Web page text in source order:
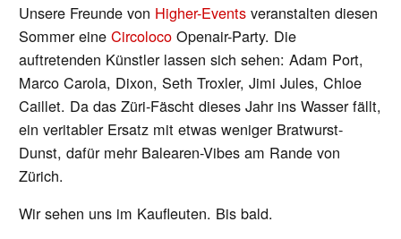
Unsere Freunde von Higher-Events veranstalten diesen
Sommer eineCircoloco Openair-Party. Die
auftretenden Künstler lassen sich sehen: Adam Port,
Marco Carola, Dixon, Seth Troxler, Jimi Jules, Chloe
Caillet. Da das Züri-Fäscht dieses Jahr ins Wasser fällt,
ein veritabler Ersatz mit etwas weniger Bratwurst-
Dunst, dafür mehr Balearen-Vibes am Rande von
Zürich.
Wir sehen uns im Kaufleuten. Bis bald.